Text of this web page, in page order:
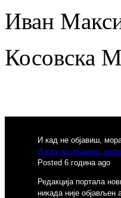
Иван
Косовска
И кад не објавиш,
И кад не објавиш,
Posted 6 година ago
Редакција портала
никада није објављен